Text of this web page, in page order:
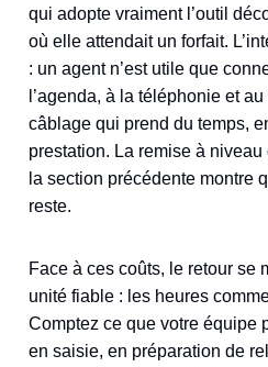
qui adopte vraiment l’outil
où elle attendait un forfait.
: un agent n’est utile que
l’agenda, à la téléphonie et
câblage qui prend du temps,
prestation. La remise à
la section précédente montre
reste.
Face à ces coûts, le retour se
unité fiable : les heures
Comptez ce que votre équipe
en saisie, en préparation de